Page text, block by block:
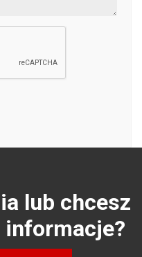
lub chcesz
informacje?